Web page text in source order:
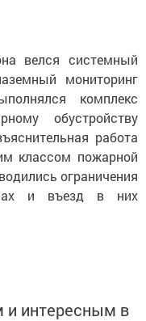
велся системный
мониторинг
комплекс
обустройству
работа
классом пожарной
ограничения
и въезд в них
интересным в